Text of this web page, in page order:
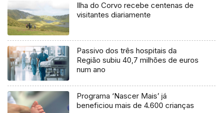
Ilha do Corvo recebe centenas de
visitantes diariamente
Passivo dos três hospitais da
Região subiu 40,7 milhões de euros
num ano
Programa ‘Nascer Mais’ já
beneficiou mais de 4.600 crianças